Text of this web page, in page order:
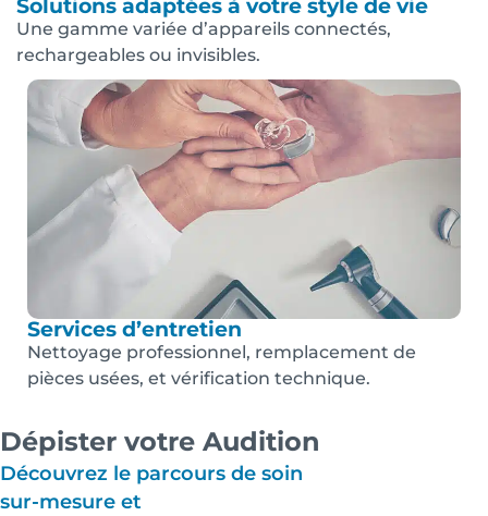
Solutions adaptées à votre style de vie
Une gamme variée d’appareils connectés,
rechargeables ou invisibles.
Services d’entretien
Nettoyage professionnel, remplacement de
pièces usées, et vérification technique.
Dépister votre Audition
Découvrez le parcours de soin
sur-mesure et